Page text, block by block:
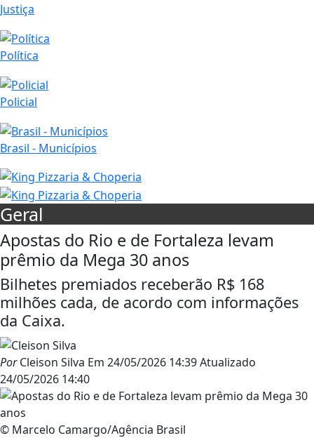
Justiça
Política
Policial
Brasil - Municípios
Geral
Apostas do Rio e de Fortaleza levam
prêmio da Mega 30 anos
Bilhetes premiados receberão R$ 168
milhões cada, de acordo com informações
da Caixa.
PorCleison Silva Em 24/05/2026 14:39Atualizado
24/05/2026 14:40
© Marcelo Camargo/Agência Brasil